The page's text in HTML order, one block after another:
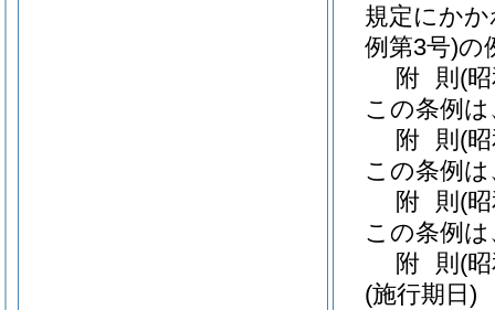
規定にか
例第3号)の
附 則 (
この条例
附 則 (
この条例
附 則 (
この条例
附 則 (
(施行期日)